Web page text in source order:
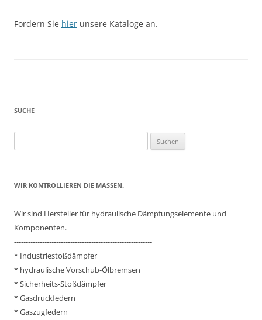
Fordern Sie hier unsere Kataloge an.
SUCHE
nach:
WIR KONTROLLIEREN DIE MASSEN.
Wir sind Hersteller für hydraulische Dämpfungselemente und
Komponenten.
-----------------------------------------------------------
* Industriestoßdämpfer
* hydraulische Vorschub-Ölbremsen
* Sicherheits-Stoßdämpfer
* Gasdruckfedern
* Gaszugfedern